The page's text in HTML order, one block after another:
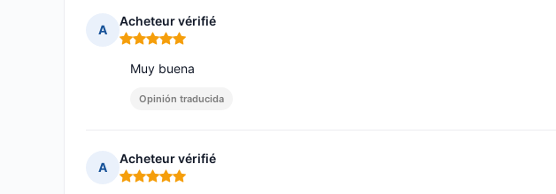
A
Acheteur vérifié
Nota: 5 de 5
Muy buena
Opinión traducida
A
Acheteur vérifié
Nota: 5 de 5